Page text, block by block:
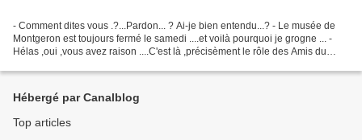
- Comment dites vous .?...Pardon... ? Ai-je bien entendu...? - Le musée de
Montgeron est toujours fermé le samedi ....et voilà pourquoi je grogne ... -
Hélas ,oui ,vous avez raison ....C'est là ,précisèment le rôle des Amis du
Hébergé par Canalblog
Top articles